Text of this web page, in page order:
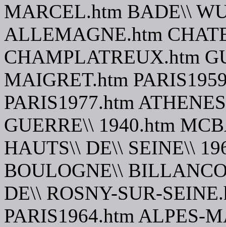
MARCEL.htm BADE\\
ALLEMAGNE.htm
CHAMPLATREUX.htm
MAIGRET.htm
PARIS1977.htm
GUERRE\\ 1940.htm
HAUTS\\ DE\\ SEINE\\
BOULOGNE\\
DE\\ ROSNY-SUR-
PARIS1964.htm ALPES-